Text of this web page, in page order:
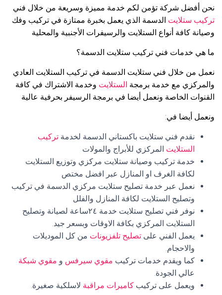
نحن أفضل شركة تؤمن لكم خدمة مميزة وسريعة من خلال فني
تركيب ستلايت الدسمة الذي يعمل بخبرة ممتازة في تركيب وفك
وصيانة كافة أنواع الستلايت والرسيفرات الأجنبية والمحلية
ما هي خدمات فني تركيب ستلايت الدسمة؟
نعمل من خلال فني ستلايت الدسمة في تركيب الستلايت العادي
والمركزي مع خدمة برمجة الستلايت وخدمة الاشتراك في كافة
القنوات الخاصة ونعمل أيضا في برمجة الرسيفر بحرفية عالية
ونعمل أيضا في:
نقدم فني ستلايت باكستاني الدسمة لخدمة تركيب
الستلايت المركزي للأبراج والمولات
خدمة تركيب وصيانة ستلايت مركزي وتوزيع الستلايت
لكافة الغرف او المنازل عبر افضل مختص
نعمل عبر خدمة تصليح ستلايت مركزي الدسمة في تركيب
وتصليح الستلايت لكافة المنازل والفلل
نوفر فني تصليح ستلايت خدمة ٢٤ساعة لصيانة وتصليح
الستلايت المركزي بكافة الاوقات وبسعر جيد.
يعمل الفني على تصليح تلفزيونات من كل الموديلات
والاحجام.
كما ويقدم خدمات تركيب مقوي سيرفس و مقوي شبكة
عالي الجودة.
ويعمل على تركيب كاميرات مراقبة لاسلكية صغيرة.